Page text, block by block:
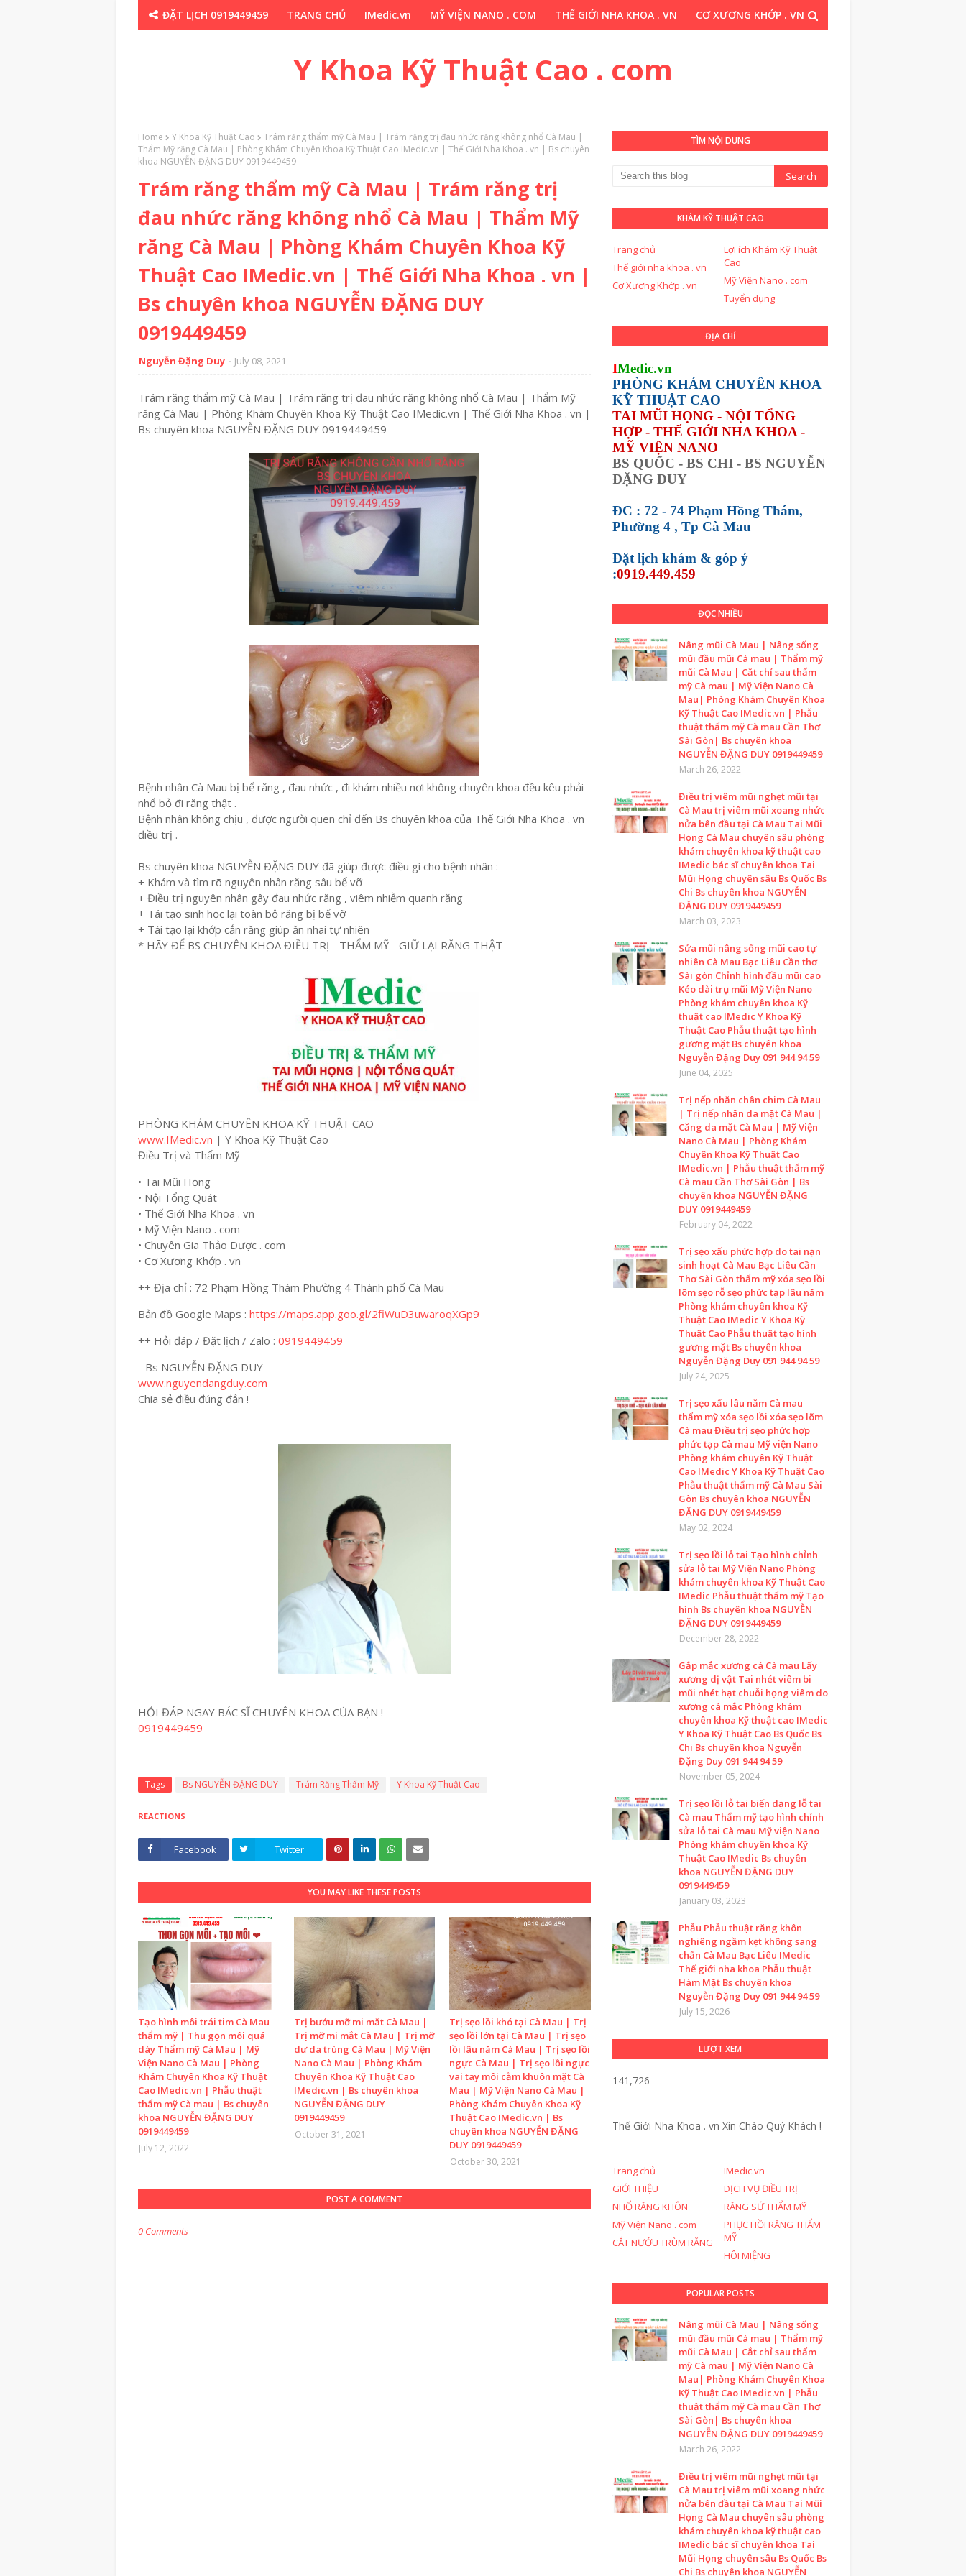
ĐẶT LỊCH 0919449459 TRANG CHỦ IMedic.vn MỸ VIỆN NANO . COM THẾ GIỚI NHA KHOA . VN CƠ XƯƠNG KHỚP . VN
Y Khoa Kỹ Thuật Cao . com
Home Y Khoa Kỹ Thuật Cao
Trám răng thẩm mỹ Cà Mau | Trám răng trị đau nhức răng không nhổ Cà Mau |
Thẩm Mỹ răng Cà Mau | Phòng Khám Chuyên Khoa Kỹ Thuật Cao IMedic.vn | Thế Giới Nha Khoa . vn | Bs chuyên
khoa NGUYỄN ĐẶNG DUY 0919449459
Trám răng thẩm mỹ Cà Mau | Trám răng trị
đau nhức răng không nhổ Cà Mau | Thẩm Mỹ
răng Cà Mau | Phòng Khám Chuyên Khoa Kỹ
Thuật Cao IMedic.vn | Thế Giới Nha Khoa . vn |
Bs chuyên khoa NGUYỄN ĐẶNG DUY
0919449459
Nguyễn Đặng Duy July 08, 2021
Trám răng thẩm mỹ Cà Mau | Trám răng trị đau nhức răng không nhổ Cà Mau | Thẩm Mỹ
răng Cà Mau | Phòng Khám Chuyên Khoa Kỹ Thuật Cao IMedic.vn | Thế Giới Nha Khoa . vn |
Bs chuyên khoa NGUYỄN ĐẶNG DUY 0919449459
Bệnh nhân Cà Mau bị bể răng , đau nhức , đi khám nhiều nơi không chuyên khoa đều kêu phải
nhổ bỏ đi răng thật .
Bệnh nhân không chịu , được người quen chỉ đến Bs chuyên khoa của Thế Giới Nha Khoa . vn
điều trị .
Bs chuyên khoa NGUYỄN ĐẶNG DUY đã giúp được điều gì cho bệnh nhân :
+ Khám và tìm rõ nguyên nhân răng sâu bể vỡ
+ Điều trị nguyên nhân gây đau nhức răng , viêm nhiễm quanh răng
+ Tái tạo sinh học lại toàn bộ răng bị bể vỡ
+ Tái tạo lại khớp cắn răng giúp ăn nhai tự nhiên
* HÃY ĐỂ BS CHUYÊN KHOA ĐIỀU TRỊ - THẨM MỸ - GIỮ LẠI RĂNG THẬT
PHÒNG KHÁM CHUYÊN KHOA KỸ THUẬT CAO
www.IMedic.vn | Y Khoa Kỹ Thuật Cao
Điều Trị và Thẩm Mỹ
• Tai Mũi Họng
• Nội Tổng Quát
• Thế Giới Nha Khoa . vn
• Mỹ Viện Nano . com
• Chuyên Gia Thảo Dược . com
• Cơ Xương Khớp . vn
++ Địa chỉ : 72 Phạm Hồng Thám Phường 4 Thành phố Cà Mau
Bản đồ Google Maps : https://maps.app.goo.gl/2fiWuD3uwaroqXGp9
++ Hỏi đáp / Đặt lịch / Zalo : 0919449459
- Bs NGUYỄN ĐẶNG DUY -
www.nguyendangduy.com
Chia sẻ điều đúng đắn !
HỎI ĐÁP NGAY BÁC SĨ CHUYÊN KHOA CỦA BẠN !
0919449459
Tags Bs NGUYỄN ĐẶNG DUY Trám Răng Thẩm Mỹ Y Khoa Kỹ Thuật Cao
REACTIONS
Facebook Twitter
YOU MAY LIKE THESE POSTS
Tạo hình môi trái tim Cà Mau
thẩm mỹ | Thu gọn môi quá
dày Thẩm mỹ Cà Mau | Mỹ
Viện Nano Cà Mau | Phòng
Khám Chuyên Khoa Kỹ Thuật
Cao IMedic.vn | Phẫu thuật
thẩm mỹ Cà mau | Bs chuyên
khoa NGUYỄN ĐẶNG DUY
0919449459
July 12, 2022
Trị bướu mỡ mi mắt Cà Mau |
Trị mỡ mi mắt Cà Mau | Trị mỡ
dư da trùng Cà Mau | Mỹ Viện
Nano Cà Mau | Phòng Khám
Chuyên Khoa Kỹ Thuật Cao
IMedic.vn | Bs chuyên khoa
NGUYỄN ĐẶNG DUY
0919449459
October 31, 2021
Trị sẹo lồi khó tại Cà Mau | Trị
sẹo lồi lớn tại Cà Mau | Trị sẹo
lồi lâu năm Cà Mau | Trị sẹo lồi
ngực Cà Mau | Trị sẹo lồi ngực
vai tay môi cằm khuôn mặt Cà
Mau | Mỹ Viện Nano Cà Mau |
Phòng Khám Chuyên Khoa Kỹ
Thuật Cao IMedic.vn | Bs
chuyên khoa NGUYỄN ĐẶNG
DUY 0919449459
October 30, 2021
POST A COMMENT
0 Comments
TÌM NỘI DUNG
KHÁM KỸ THUẬT CAO
Trang chủ
Lợi ích Khám Kỹ Thuật
Cao
Thế giới nha khoa . vn
Mỹ Viện Nano . com
Cơ Xương Khớp . vn
Tuyển dụng
ĐỊA CHỈ
IMedic.vn
PHÒNG KHÁM CHUYÊN KHOA
KỸ THUẬT CAO
TAI MŨI HỌNG - NỘI TỔNG
HỢP - THẾ GIỚI NHA KHOA -
MỸ VIỆN NANO
BS QUỐC - BS CHI - BS NGUYỄN
ĐẶNG DUY
ĐC : 72 - 74 Phạm Hồng Thám,
Phường 4 , Tp Cà Mau
Đặt lịch khám & góp ý
:0919.449.459
ĐỌC NHIỀU
Nâng mũi Cà Mau | Nâng sống
mũi đầu mũi Cà mau | Thẩm mỹ
mũi Cà Mau | Cắt chỉ sau thẩm
mỹ Cà mau | Mỹ Viện Nano Cà
Mau| Phòng Khám Chuyên Khoa
Kỹ Thuật Cao IMedic.vn | Phẫu
thuật thẩm mỹ Cà mau Cần Thơ
Sài Gòn| Bs chuyên khoa
NGUYỄN ĐẶNG DUY 0919449459
March 26, 2022
Điều trị viêm mũi nghẹt mũi tại
Cà Mau trị viêm mũi xoang nhức
nửa bên đầu tại Cà Mau Tai Mũi
Họng Cà Mau chuyên sâu phòng
khám chuyên khoa kỹ thuật cao
IMedic bác sĩ chuyên khoa Tai
Mũi Họng chuyên sâu Bs Quốc Bs
Chi Bs chuyên khoa NGUYỄN
ĐẶNG DUY 0919449459
March 03, 2023
Sửa mũi nâng sống mũi cao tự
nhiên Cà Mau Bạc Liêu Cần thơ
Sài gòn Chỉnh hình đầu mũi cao
Kéo dài trụ mũi Mỹ Viện Nano
Phòng khám chuyên khoa Kỹ
thuật cao IMedic Y Khoa Kỹ
Thuật Cao Phẫu thuật tạo hình
gương mặt Bs chuyên khoa
Nguyễn Đặng Duy 091 944 94 59
June 04, 2025
Trị nếp nhăn chân chim Cà Mau
| Trị nếp nhăn da mặt Cà Mau |
Căng da mặt Cà Mau | Mỹ Viện
Nano Cà Mau | Phòng Khám
Chuyên Khoa Kỹ Thuật Cao
IMedic.vn | Phẫu thuật thẩm mỹ
Cà mau Cần Thơ Sài Gòn | Bs
chuyên khoa NGUYỄN ĐẶNG
DUY 0919449459
February 04, 2022
Trị sẹo xấu phức hợp do tai nạn
sinh hoạt Cà Mau Bạc Liêu Cần
Thơ Sài Gòn thẩm mỹ xóa sẹo lồi
lõm sẹo rỗ sẹo phức tạp lâu năm
Phòng khám chuyên khoa Kỹ
Thuật Cao IMedic Y Khoa Kỹ
Thuật Cao Phẫu thuật tạo hình
gương mặt Bs chuyên khoa
Nguyễn Đặng Duy 091 944 94 59
July 24, 2025
Trị sẹo xấu lâu năm Cà mau
thẩm mỹ xóa sẹo lồi xóa sẹo lõm
Cà mau Điều trị sẹo phức hợp
phức tạp Cà mau Mỹ viện Nano
Phòng khám chuyên Kỹ Thuật
Cao IMedic Y Khoa Kỹ Thuật Cao
Phẫu thuật thẩm mỹ Cà Mau Sài
Gòn Bs chuyên khoa NGUYỄN
ĐẶNG DUY 0919449459
May 02, 2024
Trị sẹo lồi lỗ tai Tạo hình chỉnh
sửa lỗ tai Mỹ Viện Nano Phòng
khám chuyên khoa Kỹ Thuật Cao
IMedic Phẫu thuật thẩm mỹ Tạo
hình Bs chuyên khoa NGUYỄN
ĐẶNG DUY 0919449459
December 28, 2022
Gắp mắc xương cá Cà mau Lấy
xương dị vật Tai nhét viêm bi
mũi nhét hạt chuỗi họng viêm do
xương cá mắc Phòng khám
chuyên khoa Kỹ thuật cao IMedic
Y Khoa Kỹ Thuật Cao Bs Quốc Bs
Chi Bs chuyên khoa Nguyễn
Đặng Duy 091 944 94 59
November 05, 2024
Trị sẹo lồi lỗ tai biến dạng lỗ tai
Cà mau Thẩm mỹ tạo hình chỉnh
sửa lỗ tai Cà mau Mỹ viện Nano
Phòng khám chuyên khoa Kỹ
Thuật Cao IMedic Bs chuyên
khoa NGUYỄN ĐẶNG DUY
0919449459
January 03, 2023
Phẫu Phẫu thuật răng khôn
nghiêng ngầm kẹt không sang
chấn Cà Mau Bạc Liêu IMedic
Thế giới nha khoa Phẫu thuật
Hàm Mặt Bs chuyên khoa
Nguyễn Đặng Duy 091 944 94 59
July 15, 2026
LƯỢT XEM
141,726
Thế Giới Nha Khoa . vn Xin Chào Quý Khách !
Trang chủ
IMedic.vn
GIỚI THIỆU
DỊCH VỤ ĐIỀU TRỊ
NHỔ RĂNG KHÔN
RĂNG SỨ THẨM MỸ
Mỹ Viện Nano . com
PHỤC HỒI RĂNG THẨM
MỸ
CẮT NƯỚU TRÙM RĂNG
HÔI MIỆNG
POPULAR POSTS
Nâng mũi Cà Mau | Nâng sống
mũi đầu mũi Cà mau | Thẩm mỹ
mũi Cà Mau | Cắt chỉ sau thẩm
mỹ Cà mau | Mỹ Viện Nano Cà
Mau| Phòng Khám Chuyên Khoa
Kỹ Thuật Cao IMedic.vn | Phẫu
thuật thẩm mỹ Cà mau Cần Thơ
Sài Gòn| Bs chuyên khoa
NGUYỄN ĐẶNG DUY 0919449459
March 26, 2022
Điều trị viêm mũi nghẹt mũi tại
Cà Mau trị viêm mũi xoang nhức
nửa bên đầu tại Cà Mau Tai Mũi
Họng Cà Mau chuyên sâu phòng
khám chuyên khoa kỹ thuật cao
IMedic bác sĩ chuyên khoa Tai
Mũi Họng chuyên sâu Bs Quốc Bs
Chi Bs chuyên khoa NGUYỄN